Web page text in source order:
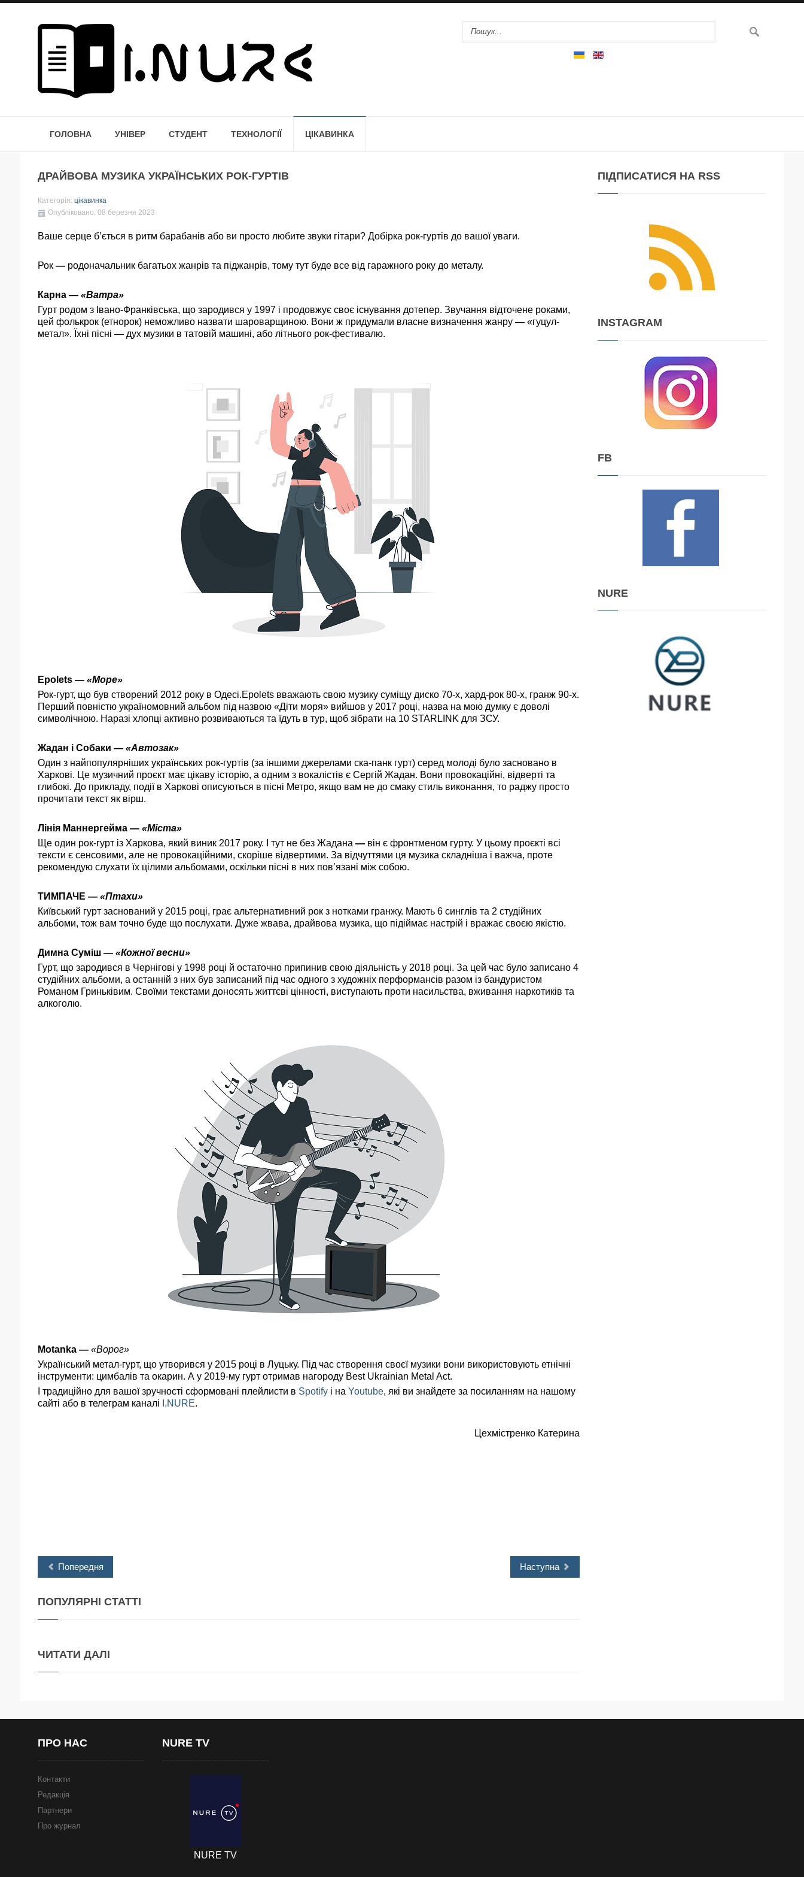
ГОЛОВНА УНІВЕР СТУДЕНТ ТЕХНОЛОГІЇ ЦІКАВИНКА
ДРАЙВОВА МУЗИКА УКРАЇНСЬКИХ РОК-ГУРТІВ
Категорія: цікавинка
Опубліковано: 08 березня 2023
Ваше серце б’ється в ритм барабанів або ви просто любите звуки гітари? Добірка рок-гуртів до вашої уваги.
Рок — родоначальник багатьох жанрів та піджанрів, тому тут буде все від гаражного року до металу.
Карна — «Ватра»
Гурт родом з Івано-Франківська, що зародився у 1997 і продовжує своє існування дотепер. Звучання відточене роками,
цей фолькрок (етнорок) неможливо назвати шароварщиною. Вони ж придумали власне визначення жанру — «гуцул-
метал». Їхні пісні — дух музики в татовій машині, або літнього рок-фестивалю.
Epolets — «Море»
Рок-гурт, що був створений 2012 року в Одесі.Epolets вважають свою музику суміщу диско 70-х, хард-рок 80-х, гранж 90-х.
Перший повністю україномовний альбом під назвою «Діти моря» вийшов у 2017 році, назва на мою думку є доволі
символічною. Наразі хлопці активно розвиваються та їдуть в тур, щоб зібрати на 10 STARLINK для ЗСУ.
Жадан і Собаки — «Автозак»
Один з найпопулярніших українських рок-гуртів (за іншими джерелами ска-панк гурт) серед молоді було засновано в
Харкові. Це музичний проєкт має цікаву історію, а одним з вокалістів є Сергій Жадан. Вони провокаційні, відверті та
глибокі. До прикладу, події в Харкові описуються в пісні Метро, якщо вам не до смаку стиль виконання, то раджу просто
прочитати текст як вірш.
Лінія Маннергейма — «Міста»
Ще один рок-гурт із Харкова, який виник 2017 року. І тут не без Жадана — він є фронтменом гурту. У цьому проєкті всі
тексти є сенсовими, але не провокаційними, скоріше відвертими. За відчуттями ця музика складніша і важча, проте
рекомендую слухати їх цілими альбомами, оскільки пісні в них пов’язані між собою.
ТИМПАЧЕ — «Птахи»
Київський гурт заснований у 2015 році, грає альтернативний рок з нотками гранжу. Мають 6 синглів та 2 студійних
альбоми, тож вам точно буде що послухати. Дуже жвава, драйвова музика, що підіймає настрій і вражає своєю якістю.
Димна Суміш — «Кожної весни»
Гурт, що зародився в Чернігові у 1998 році й остаточно припинив свою діяльність у 2018 році. За цей час було записано 4
студійних альбоми, а останній з них був записаний під час одного з художніх перформансів разом із бандуристом
Романом Гриньківим. Своїми текстами доносять життєві цінності, виступають проти насильства, вживання наркотиків та
алкоголю.
Motanka — «Ворог»
Український метал-гурт, що утворився у 2015 році в Луцьку. Під час створення своєї музики вони використовують етнічні
інструменти: цимбалів та окарин. А у 2019-му гурт отримав нагороду Best Ukrainian Metal Act.
І традиційно для вашої зручності сформовані плейлисти в Spotify і на Youtube, які ви знайдете за посиланням на нашому
сайті або в телеграм каналі I.NURE.
Цехмістренко Катерина
Попередня Наступна
ПОПУЛЯРНІ СТАТТІ
ЧИТАТИ ДАЛІ
ПІДПИСАТИСЯ НА RSS
INSTAGRAM
FB
NURE
ПРО НАС
Контакти
Редакція
Партнери
Про журнал
NURE TV
NURE TV